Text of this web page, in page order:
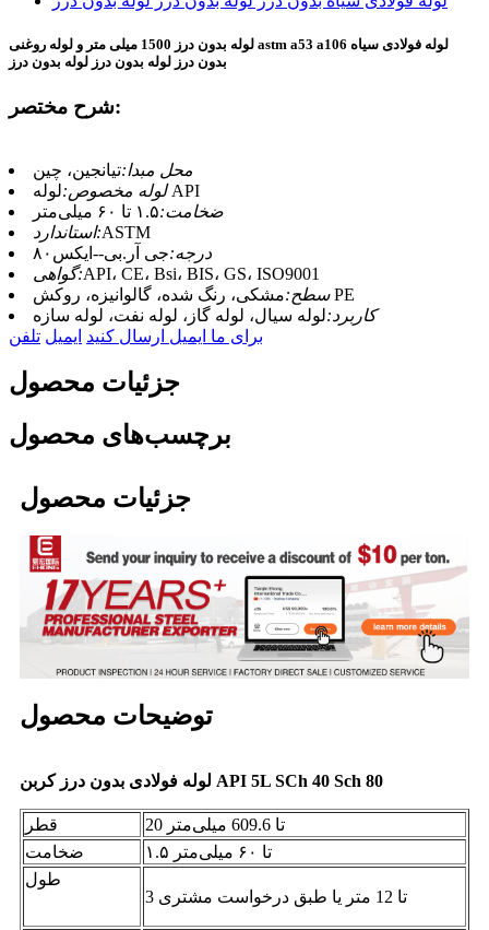
لوله بدون درز 1500 میلی متر و لوله روغنی astm a53 a106 لوله فولادی سیاه
بدون درز لوله بدون درز لوله بدون درز
شرح مختصر:
محل مبدا:تیانجین، چین
لوله مخصوص:لوله API
ضخامت:۱.۵ تا ۶۰ میلی‌متر
استاندارد:ASTM
درجه:جی آر.بی--ایکس۸۰
گواهی:API، CE، Bsi، BIS، GS، ISO9001
سطح:مشکی، رنگ شده، گالوانیزه، روکش PE
کاربرد:لوله سیال، لوله گاز، لوله نفت، لوله سازه
برای ما ایمیل ارسال کنید ایمیل تلفن
جزئیات محصول
برچسب‌های محصول
جزئیات محصول
توضیحات محصول
لوله فولادی بدون درز کربن API 5L SCh 40 Sch 80
قطر
20 تا 609.6 میلی‌متر
ضخامت
۱.۵ تا ۶۰ میلی‌متر
طول
3 تا 12 متر یا طبق درخواست مشتری